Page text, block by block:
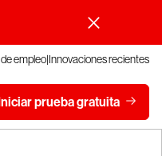
empleo Innovaciones recientes
prueba gratuita